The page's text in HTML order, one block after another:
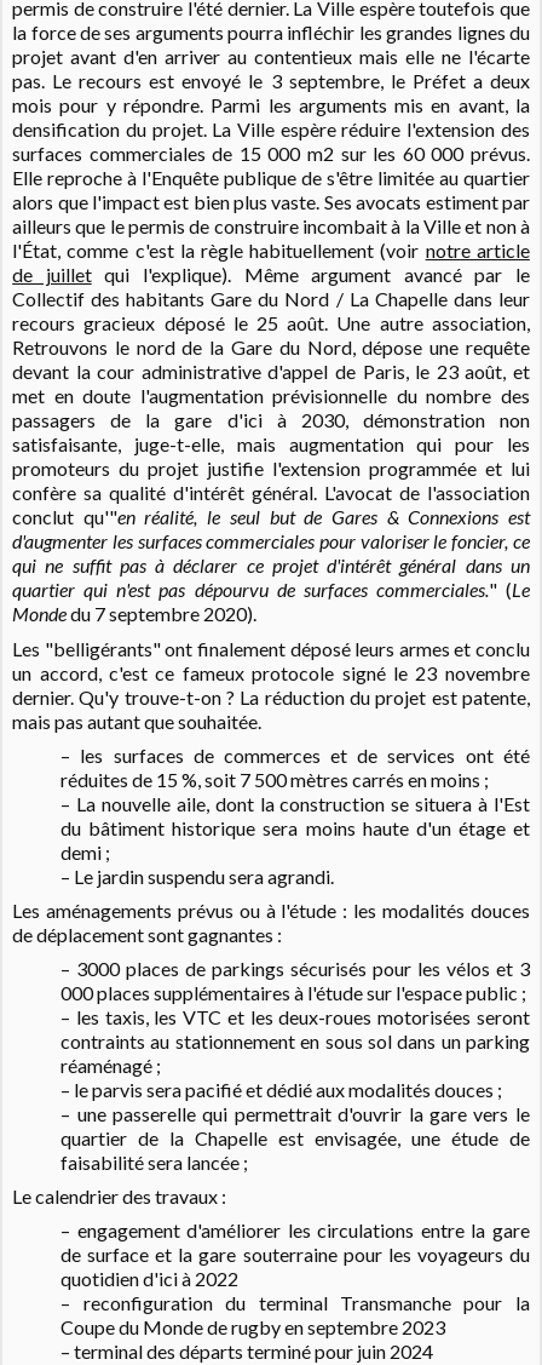
permis de construire l'été dernier. La Ville espère toutefois que
la force de ses arguments pourra infléchir les grandes lignes du
projet avant d'en arriver au contentieux mais elle ne l'écarte
pas. Le recours est envoyé le 3 septembre, le Préfet a deux
mois pour y répondre. Parmi les arguments mis en avant, la
densification du projet. La Ville espère réduire l'extension des
surfaces commerciales de 15 000 m2 sur les 60 000 prévus.
Elle reproche à l'Enquête publique de s'être limitée au quartier
alors que l'impact est bien plus vaste. Ses avocats estiment par
ailleurs que le permis de construire incombait à la Ville et non à
l'État, comme c'est la règle habituellement (voir notre article
de juilletqui l'explique). Même argument avancé par le
Collectif des habitants Gare du Nord / La Chapelle dans leur
recours gracieux déposé le 25 août. Une autre association,
Retrouvons le nord de la Gare du Nord, dépose une requête
devant la cour administrative d'appel de Paris, le 23 août, et
met en doute l'augmentation prévisionnelle du nombre des
passagers de la gare d'ici à 2030, démonstration non
satisfaisante, juge-t-elle, mais augmentation qui pour les
promoteurs du projet justifie l'extension programmée et lui
confère sa qualité d'intérêt général. L'avocat de l'association
conclut qu'"en réalité, le seul but de Gares & Connexions est
d'augmenter les surfaces commerciales pour valoriser le foncier, ce
qui ne suffit pas à déclarer ce projet d'intérêt général dans un
quartier qui n'est pas dépourvu de surfaces commerciales." (Le
Mondedu 7 septembre 2020).
Les "belligérants" ont finalement déposé leurs armes et conclu
un accord, c'est ce fameux protocole signé le 23 novembre
dernier. Qu'y trouve-t-on ? La réduction du projet est patente,
mais pas autant que souhaitée.
– les surfaces de commerces et de services ont été
réduites de 15 %, soit 7 500 mètres carrés en moins ;
– La nouvelle aile, dont la construction se situera à l'Est
du bâtiment historique sera moins haute d'un étage et
demi ;
– Le jardin suspendu sera agrandi.
Les aménagements prévus ou à l'étude : les modalités douces
de déplacement sont gagnantes :
– 3000 places de parkings sécurisés pour les vélos et 3
000 places supplémentaires à l'étude sur l'espace public ;
– les taxis, les VTC et les deux-roues motorisées seront
contraints au stationnement en sous sol dans un parking
réaménagé ;
– le parvis sera pacifié et dédié aux modalités douces ;
– une passerelle qui permettrait d'ouvrir la gare vers le
quartier de la Chapelle est envisagée, une étude de
faisabilité sera lancée ;
Le calendrier des travaux :
– engagement d'améliorer les circulations entre la gare
de surface et la gare souterraine pour les voyageurs du
quotidien d'ici à 2022
– reconfiguration du terminal Transmanche pour la
Coupe du Monde de rugby en septembre 2023
– terminal des départs terminé pour juin 2024